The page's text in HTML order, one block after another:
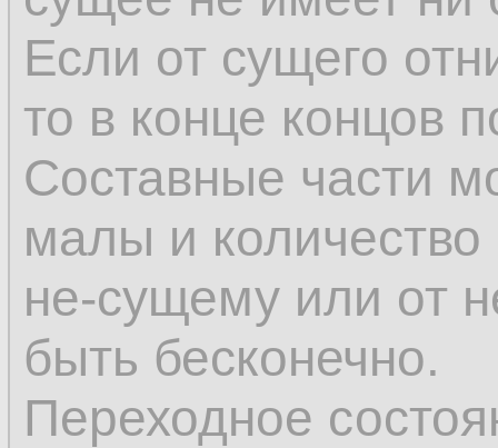
Если от сущего
то в конце концов
Составные части
малы и количество
не-сущему или от
быть бесконечно.
Переходное